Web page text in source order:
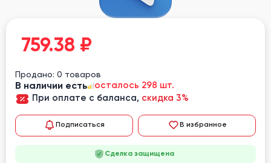
759.38 ₽
Продано: 0 товаров
В наличии есть
осталось 298 шт.
При оплате с баланса, скидка 3%
Подписаться В избранное
Сделка защищена